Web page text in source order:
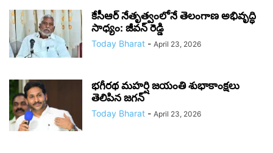
కేసీఆర్ నేతృత్వంలోనే తెలంగాణ అభివృద్ధి
సాధ్యం: జీవన్ రెడ్డి
Today Bharat - April 23, 2026
భగీరథ మహర్షి జయంతి శుభాకాంక్షలు
తెలిపిన జగన్‌
Today Bharat - April 23, 2026